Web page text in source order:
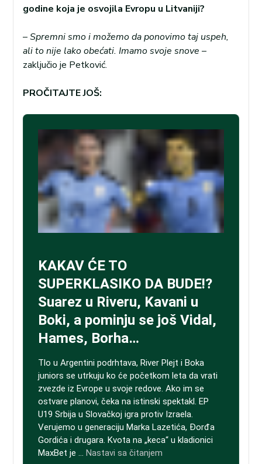
godine koja je osvojila Evropu u Litvaniji?
–Spremni smo i možemo da ponovimo taj uspeh,
ali to nije lako obećati. Imamo svoje snove –
zaključio je Petković.
PROČITAJTE JOŠ: